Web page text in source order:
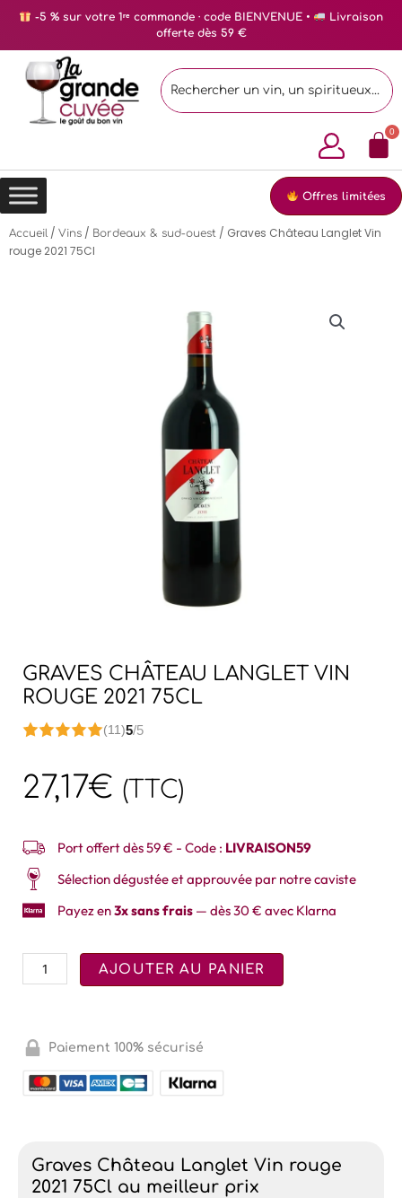
-5 % sur votre 1ʳᵉ commande · code BIENVENUE •
Livraison
offerte dès 59 €
Offres limitées
Accueil / Vins / Bordeaux & sud-ouest / Graves Château Langlet Vin
rouge 2021 75Cl
GRAVES CHÂTEAU LANGLET VIN
ROUGE 2021 75CL
(11)5/5
27,17€ (TTC)
Port offert dès 59 € - Code : LIVRAISON59
Sélection dégustée et approuvée par notre caviste
Payez en3x sans frais — dès 30 € avec Klarna
AJOUTER AU PANIER
Paiement 100% sécurisé
Graves Château Langlet Vin rouge
2021 75Cl au meilleur prix